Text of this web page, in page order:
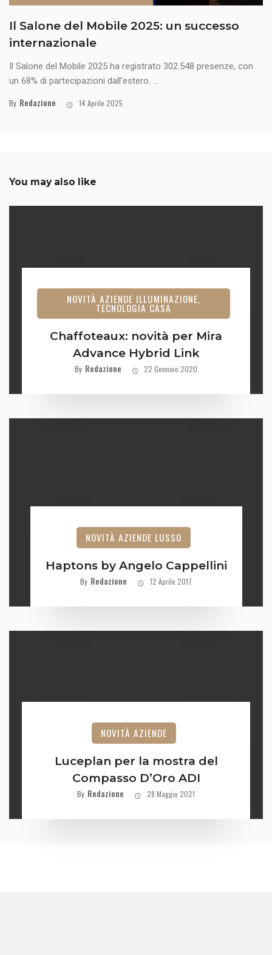
Il Salone del Mobile 2025: un successo
internazionale
Il Salone del Mobile 2025 ha registrato 302.548 presenze, con
un 68% di partecipazioni dall'estero. ...
By Redazione 14 Aprile 2025
You may also like
NOVITÀ AZIENDE ILLUMINAZIONE,
TECNOLOGIA CASA
Chaffoteaux: novità per Mira
Advance Hybrid Link
By Redazione 22 Gennaio 2020
NOVITÀ AZIENDE LUSSO
Haptons by Angelo Cappellini
By Redazione 12 Aprile 2017
NOVITÀ AZIENDE
Luceplan per la mostra del
Compasso D’Oro ADI
By Redazione 28 Maggio 2021